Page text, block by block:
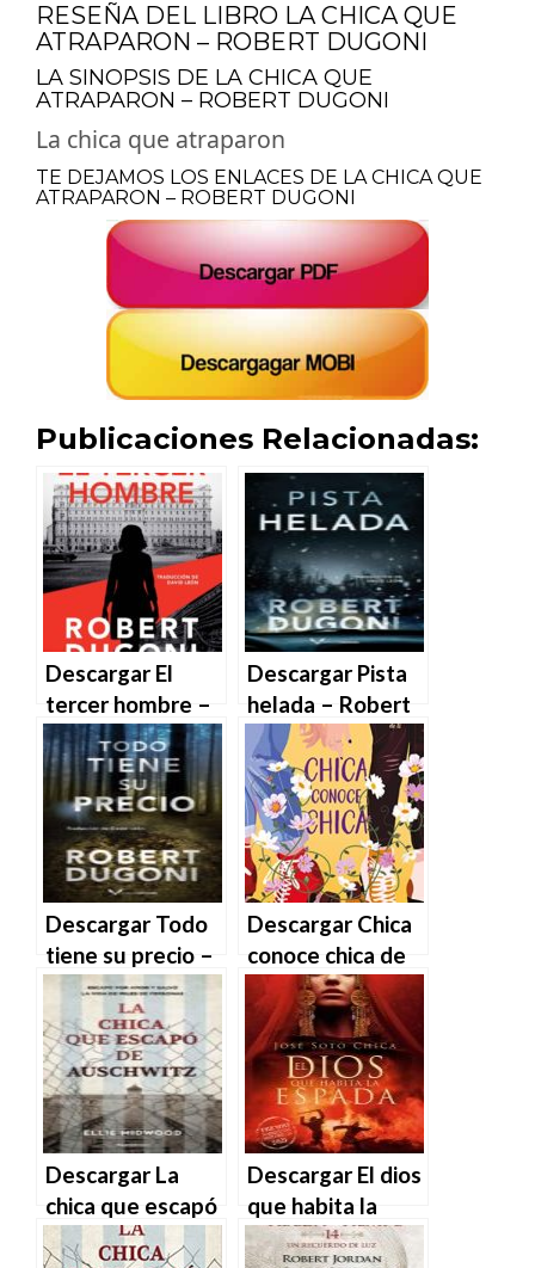
RESEÑA DEL LIBRO LA CHICA QUE
ATRAPARON – ROBERT DUGONI
LA SINOPSIS DE LA CHICA QUE
ATRAPARON – ROBERT DUGONI
La chica que atraparon
TE DEJAMOS LOS ENLACES DE LA CHICA QUE
ATRAPARON – ROBERT DUGONI
Publicaciones Relacionadas:
Descargar El
tercer hombre –
Robert Dugoni en
EPUB | PDF |
MOBI
Descargar Pista
helada – Robert
Dugoni en EPUB |
PDF | MOBI
Descargar Todo
tiene su precio –
Robert Dugoni en
EPUB | PDF |
MOBI
Descargar Chica
conoce chica de
Rachael
Lippincott en
EPUB | PDF |
MOBI
Descargar La
chica que escapó
de Auschwitz –
Descargar El dios
que habita la
espada de José